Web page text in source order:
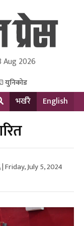
Pvt Ltd.
Aug 2026
युनिकोड
भर्खरै English
Friday, July 5, 2024